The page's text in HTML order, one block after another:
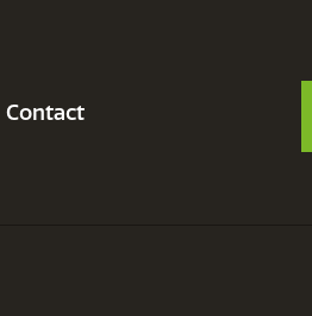
Contact